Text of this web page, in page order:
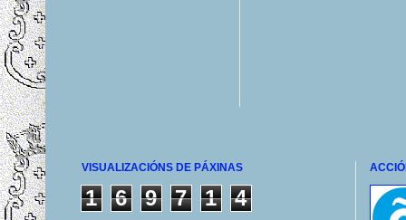
VISUALIZACIÓNS DE PÁXINAS
1 6 9 7 1 4